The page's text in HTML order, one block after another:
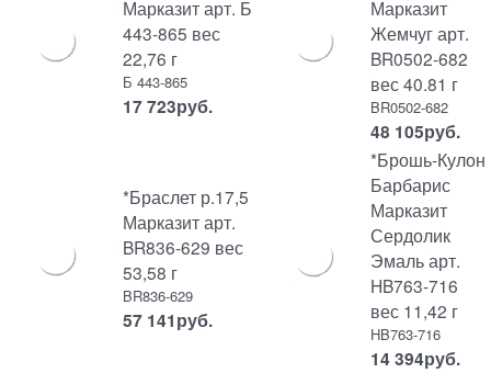
Марказит арт. Б
443-865 вес
22,76 г
Б 443-865
17 723руб.
Марказит
Жемчуг арт.
BR0502-682
вес 40.81 г
BR0502-682
48 105руб.
*Браслет р.17,5
Марказит арт.
BR836-629 вес
53,58 г
BR836-629
57 141руб.
*Брошь-Кулон
Барбарис
Марказит
Сердолик
Эмаль арт.
HB763-716
вес 11,42 г
HB763-716
14 394руб.